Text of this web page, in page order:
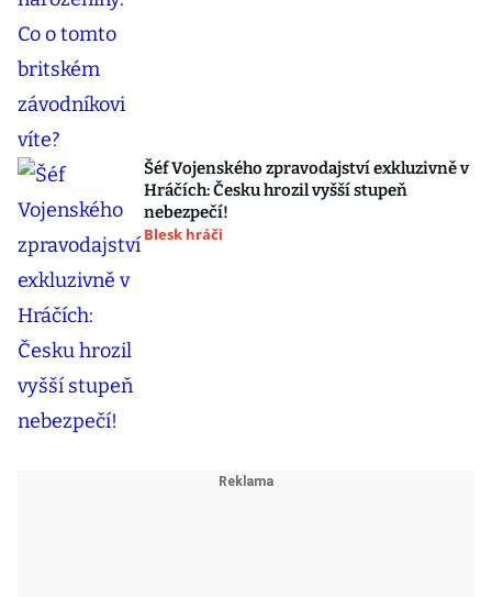
Šéf Vojenského zpravodajství exkluzivně v
Hráčích: Česku hrozil vyšší stupeň
nebezpečí!
Blesk hráči